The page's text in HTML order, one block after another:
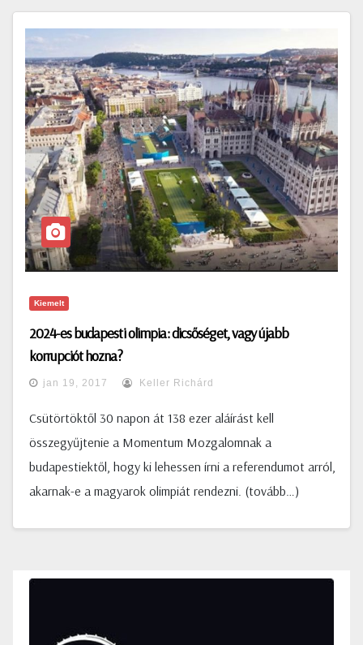
Kiemelt
2024-es budapesti olimpia: dicsőséget, vagy újabb
korrupciót hozna?
jan 19, 2017 Keller Richárd
Csütörtöktől 30 napon át 138 ezer aláírást kell
összegyűjtenie a Momentum Mozgalomnak a
budapestiektől, hogy ki lehessen írni a referendumot arról,
akarnak-e a magyarok olimpiát rendezni. (tovább…)